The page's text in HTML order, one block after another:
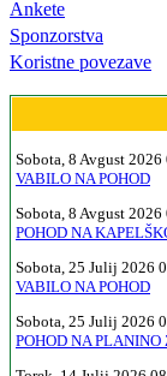
Ankete
Sponzorstva
Koristne povezave
Sobota, 8 Avgust 2026
VABILO NA POHOD
Sobota, 8 Avgust
POHOD NA
Sobota, 25 Julij 2026
VABILO NA POHOD
Sobota, 25 Julij 2026
POHOD NA PLANINO